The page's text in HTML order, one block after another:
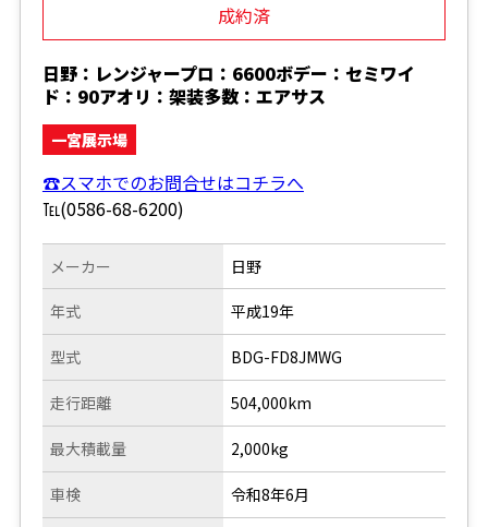
成約済
日野：レンジャープロ：6600ボデー：セミワイ
ド：90アオリ：架装多数：エアサス
一宮展示場
☎スマホでのお問合せはコチラへ
℡(0586-68-6200)
メーカー
年式
型式
走行距離
日野
平成19年
BDG-FD8JMWG
504,000km
最大積載量
車検
2,000kg
令和8年6月